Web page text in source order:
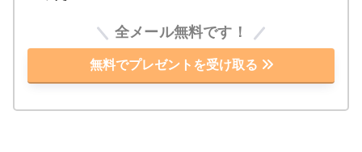
全メール無料です！
無料でプレゼントを受け取る